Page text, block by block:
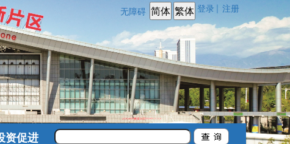
无障碍 登录 注册
资促进